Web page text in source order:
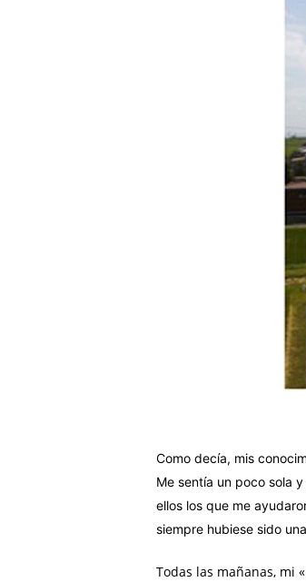
Como decía, mis
Me sentía un poco sola
ellos los que me
siempre hubiese sido
Todas las mañanas, mi